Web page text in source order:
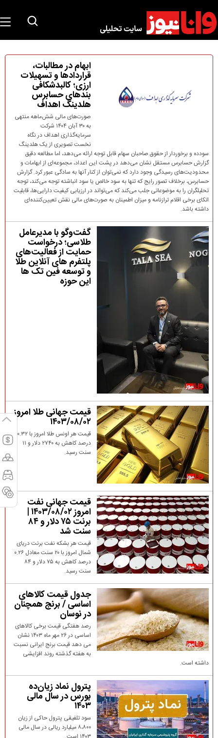
ابهام در مطالبات،
قراردادها و تسهیلات
ارزی؛ کالبدشکافی
بندهای حسابرس
هلدینگ اهداف
صورت‌های مالی شش‌ماهه منتهی
به ۳۰ آبان ۱۴۰۴ شرکت
سرمایه‌گذاری اهداف در نگاه
نخست تصویری از یک هلدینگ
سودده و برخوردار از حقوق صاحبان سهام قابل توجه ارائه می‌دهد، اما مطالعه دقیق
گزارش حسابرس مستقل نشان می‌دهد در پشت این اعداد، مجموعه‌ای از ابهامات و
محدودیت‌های رسیدگی وجود دارد که نمی‌توان از کنار آنها به سادگی عبور کرد. گزارش
حسابرس، برخلاف تصور رایج که تنها به سود خالص یا سود انباشته توجه می‌کند، توجه
تحلیلگران را به موضوعاتی جلب می‌کند که می‌تواند در ارزیابی کیفیت دارایی‌ها، قابلیت
اتکای برخی اقلام ترازنامه و میزان اطمینان به صورت‌های مالی نقش تعیین‌کننده‌ای
داشته باشد.
گفت‌وگو با مدیرعامل
طلاسی؛ درخواست
حمایت از فعالیت‌های
پلتفرم های آنلاین طلا
و توسعه فین تک ها
این حوزه
قیمت جهانی طلا امروز
۱۴۰۳/۰۸/۰۲
قیمت هر اونس طلا امروز با ۰.۳۲
درصد کاهش به ۲۷۴۰ دلار و ۱۱
سنت رسید.
قیمت جهانی نفت
امروز ۱۴۰۳/۰۸/۰۲ |
برنت ۷۵ دلار و ۸۴
سنت شد
قیمت هر بشکه نفت برنت دریای
شمال امروز با ۲۰ سنت معادل ۰.۲۶
درصد کاهش به ۷۵ دلار و ۸۴
سنت رسید.
جدول قیمت کالاهای
اساسی / برنج همچنان
در نوسان
رصد هفتگی قیمت برخی کالاهای
اساسی در ۲۶ مهر ماه ۱۴۰۳ نشان
می دهد قیمت برنج ایرانی نسبت
به هفته گذشته روند افزایشی
داشته است.
پترول نماد زیان‌ده
بورس در سال مالی
۱۴۰۳
سود تلفیقی پترول حاکی از زیان
۸،۸۰۰ میلیارد ریالی در سال مالی